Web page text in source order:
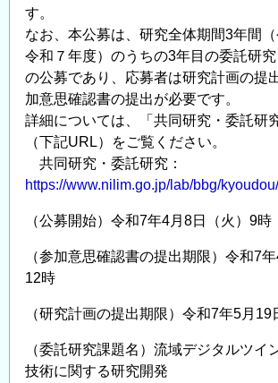
す。
なお、本公募は、研究全体期間3年間
令和７年度）のうちの3年目の委託研
の公募であり、応募者は研究計画の提
加意思確認書の提出が必要です。
詳細については、「共同研究・委託研
（下記URL）をご覧ください。
共同研究・委託研究：
https://www.nilim.go.jp/lab/bbg/
（公募開始）令和7年4月8日（火）9時
（参加意思確認書の提出期限）令和7年
12時
（研究計画の提出期限）令和7年5月
（委託研究課題名）流域デジタルツイ
技術に関する研究開発